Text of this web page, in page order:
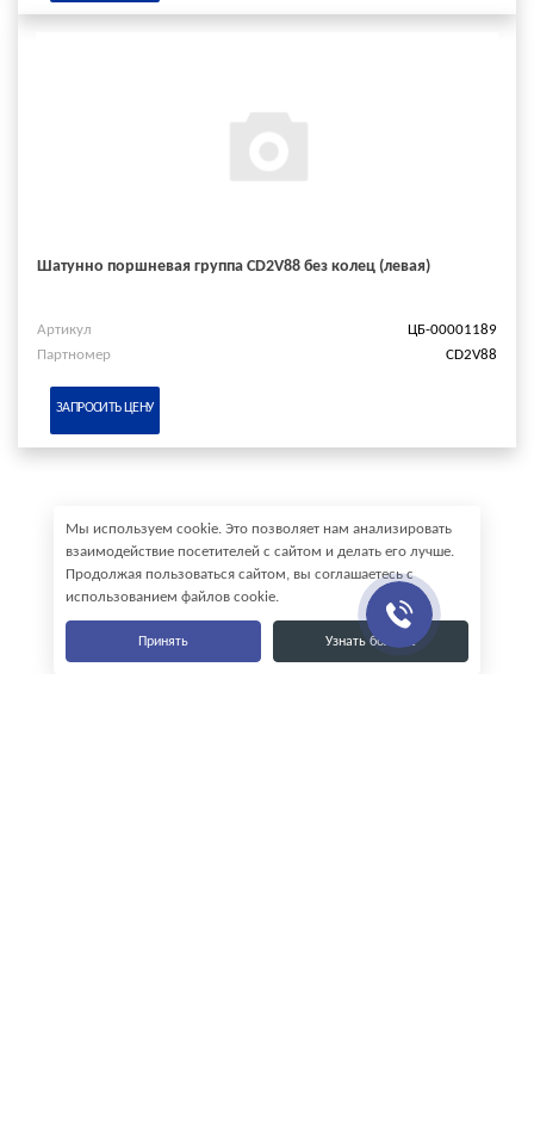
Шатунно поршневая группа CD2V88 без колец (левая)
Артикул
ЦБ-00001189
Партномер
CD2V88
ЗАПРОСИТЬ ЦЕНУ
Мы используем cookie. Это позволяет нам анализировать
взаимодействие посетителей с сайтом и делать его лучше.
Продолжая пользоваться сайтом, вы соглашаетесь с
использованием файлов cookie.
Принять Узнать больше